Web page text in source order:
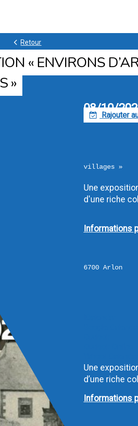
k Retour
« ENVIRONS
»
08/10/
F Rajouter
villages »
Une
d'une riche
Informations
Une
d’une riche
Informations